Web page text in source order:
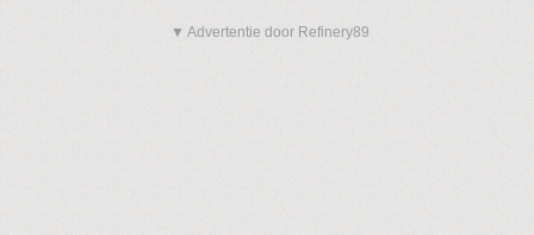
▼ Advertentie door Refinery89